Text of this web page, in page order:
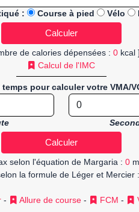
: Course à pied Vélo
de calories dépensées : 0 kcal ]
Calcul de l'IMC
pour calculer votre VMA/
selon l'équation de Margaria : 0
la formule de Léger et Mercier :
- Allure de course- FCM -